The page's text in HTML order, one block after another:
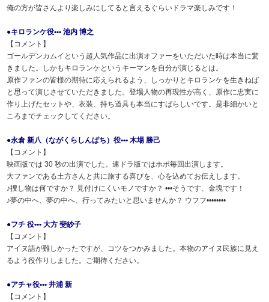
俺の方が皆さんより楽しみにしてると言えるぐらいドラマ楽しみです！
●キロランケ役••• 池内 博之
【コメント】
ゴールデンカムイという超人気作品に出演オファーをいただいた時は本当に驚
きました。しかもキロランケというキーマンを自分が演じるとは。
原作ファンの皆様の期待に応えられるよう、しっかりとキロランケを生きねば
と思って演じさせていただきました。登場人物の再現性が高く、原作に忠実に
作り上げたセットや、衣装、持ち道具も本当にすばらしいです。是非細かいと
ころまでチェックしてください。
●永倉 新八（ながくらしんぱち）役••• 木場 勝己
【コメント】
映画版では 30 秒の出演でした。連ドラ版ではホボ毎回出演します。
大ファンである土方さんと共に旅する喜びを、心を込めてお伝えします。
♪捜し物は何ですか？ 見付けにくいモノですか？ •••そうです、金塊です！
♪夢の中へ、夢の中へ、行ってみたいと思いませんか？ ウフフ••••••••
●フチ 役••• 大方 斐紗子
【コメント】
アイヌ語が難しかったですが、コツをつかみました。本物のアイヌ民族に見え
るよう役作りしました。ご期待ください。
●アチャ役••• 井浦 新
【コメント】